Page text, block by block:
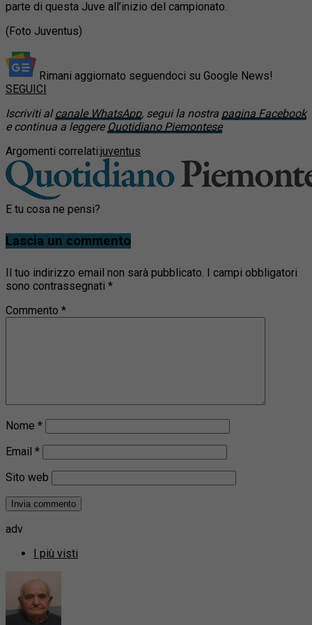
parte di questa Juve all’inizio del campionato.
(Foto Juventus)
Rimani aggiornato seguendoci su Google News!
SEGUICI
Iscriviti alcanale WhatsApp, segui la nostra pagina Facebook
e continua a leggere Quotidiano Piemontese
Argomenti correlati:juventus
E tu cosa ne pensi?
Lascia un commento
Il tuo indirizzo email non sarà pubblicato. I campi obbligatori
sono contrassegnati *
Commento *
Nome *
Email *
Sito web
adv
I più visti